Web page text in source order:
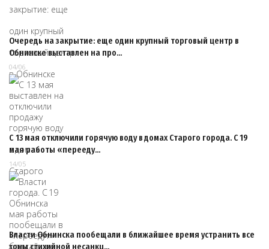
Очередь на закрытие: еще один крупный торговый центр в
Обнинске выставлен на про…
04/06
С 13 мая отключили горячую воду в домах Старого города. С 19
мая работы «перееду…
14/05
Власти Обнинска пообещали в ближайшее время устранить все
зоны стихийной несанкц…